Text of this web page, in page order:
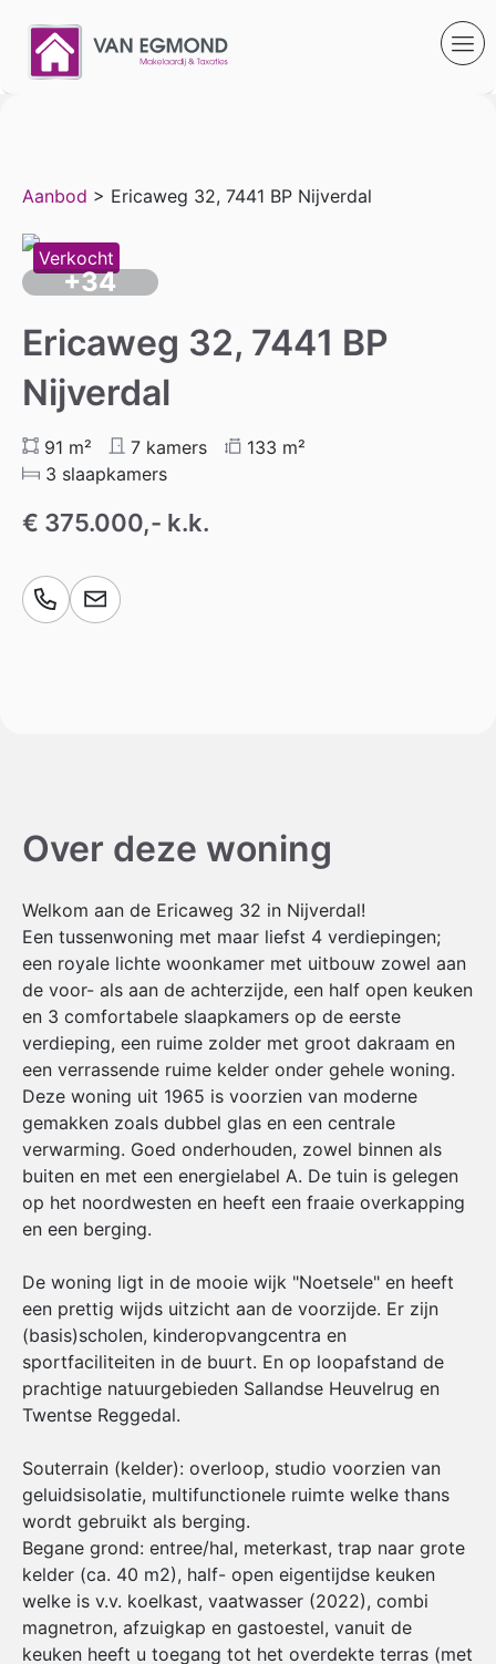
Aanbod > Ericaweg 32, 7441 BP Nijverdal
Verkocht
+34
Ericaweg 32, 7441 BP
Nijverdal
91 m² 7 kamers
133 m²
3 slaapkamers
€ 375.000,- k.k.
Over deze woning
Welkom aan de Ericaweg 32 in Nijverdal!
Een tussenwoning met maar liefst 4 verdiepingen;
een royale lichte woonkamer met uitbouw zowel aan
de voor- als aan de achterzijde, een half open keuken
en 3 comfortabele slaapkamers op de eerste
verdieping, een ruime zolder met groot dakraam en
een verrassende ruime kelder onder gehele woning.
Deze woning uit 1965 is voorzien van moderne
gemakken zoals dubbel glas en een centrale
verwarming. Goed onderhouden, zowel binnen als
buiten en met een energielabel A. De tuin is gelegen
op het noordwesten en heeft een fraaie overkapping
en een berging.
De woning ligt in de mooie wijk "Noetsele" en heeft
een prettig wijds uitzicht aan de voorzijde. Er zijn
(basis)scholen, kinderopvangcentra en
sportfaciliteiten in de buurt. En op loopafstand de
prachtige natuurgebieden Sallandse Heuvelrug en
Twentse Reggedal.
Souterrain (kelder): overloop, studio voorzien van
geluidsisolatie, multifunctionele ruimte welke thans
wordt gebruikt als berging.
Begane grond: entree/hal, meterkast, trap naar grote
kelder (ca. 40 m2), half- open eigentijdse keuken
welke is v.v. koelkast, vaatwasser (2022), combi
magnetron, afzuigkap en gastoestel, vanuit de
keuken heeft u toegang tot het overdekte terras (met